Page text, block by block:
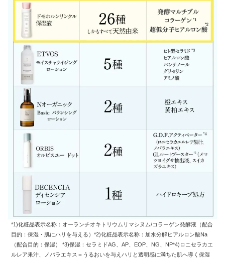
*1)化粧品表示名称：オーランチオキトリウムリマシヌム/コラーゲン発酵液（配合
目的：保湿・肌にハリを与える）*2)化粧品表示名称：加水分解ヒアルロン酸Na
（配合目的：保湿） *3)保湿：セラミドAG、AP、EOP、NG、NP*4)ロニセラカエ
ルレア果汁、ノバラエキス＝うるおいを与えハリと透明感に満ちた肌へ導く保湿